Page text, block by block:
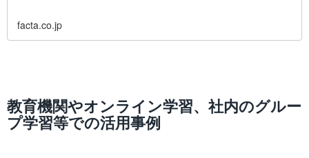
facta.co.jp
教育機関やオンライン学習、社内のグルー
プ学習等での活用事例